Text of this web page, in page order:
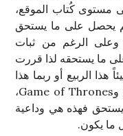
مستوى كُتاب الموقع،
يحصل على ما يستحق
وعلى الرغم من ثبات
ما يستحقه لذا قررت
هذا الربيع أو ربما هذا
العام بأكمله لغياب American Gods وGame of Thrones،
الموسم الأخير من The Americans يستحق فهذه هي وداعية
ما يكون.